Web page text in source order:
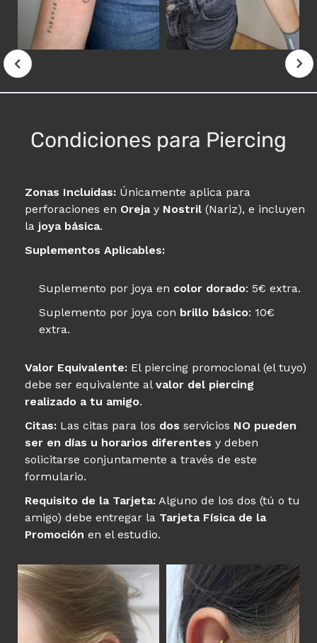
Condiciones para Piercing
Zonas Incluidas: Únicamente aplica para
perforaciones en Orejay Nostril (Nariz), e incluyen
la joya básica.
Suplementos Aplicables:
Suplemento por joya en color dorado: 5€ extra.
Suplemento por joya con brillo básico: 10€
extra.
Valor Equivalente: El piercing promocional (el tuyo)
debe ser equivalente al valor del piercing
realizado a tu amigo.
Citas: Las citas para los dos servicios NO pueden
ser en días u horarios diferentes y deben
solicitarse conjuntamente a través de este
formulario.
Requisito de la Tarjeta: Alguno de los dos (tú o tu
amigo) debe entregar la Tarjeta Física de la
Promoción en el estudio.